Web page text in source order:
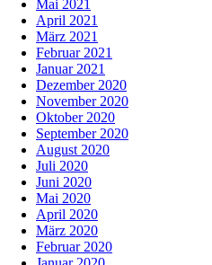
Mai 2021
April 2021
März 2021
Februar 2021
Januar 2021
Dezember 2020
November 2020
Oktober 2020
September 2020
August 2020
Juli 2020
Juni 2020
Mai 2020
April 2020
März 2020
Februar 2020